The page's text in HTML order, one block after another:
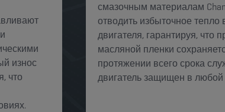
износ
что
смазочным материалам
отводить избыточное тепло
двигателя, гарантируя, что
масляной пленки
протяжении всего срока
двигатель защищен в